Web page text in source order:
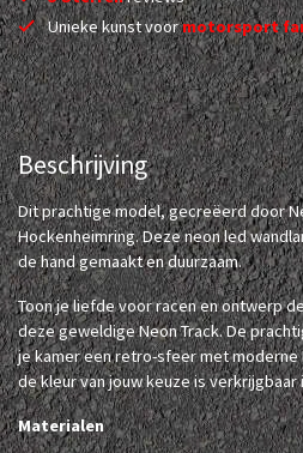
Unieke kunst voormotorsport
Beschrijving
Dit prachtige model, gecreëerd door
Hockenheimring. Deze neon led
de hand gemaakt en duurzaam.
Toon je liefde voor racen en ontwerp
deze geweldige Neon Track. De
je kamer een retro-sfeer met moderne
de kleur van jouw keuze is verkrijgbaar
Materialen